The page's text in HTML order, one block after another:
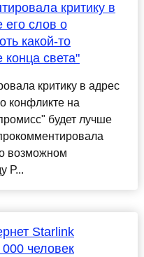
критику в
слов о
какой-то
света"
критику в адрес
конфликте на
будет лучше
возможном
Р...
Starlink
человек